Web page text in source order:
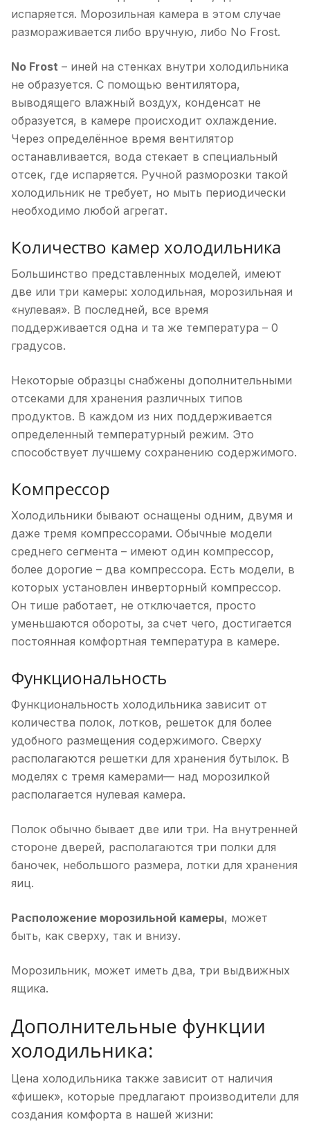
испаряется. Морозильная камера в этом случае
размораживается либо вручную, либо No Frost.
No Frost – иней на стенках внутри холодильника
не образуется. С помощью вентилятора,
выводящего влажный воздух, конденсат не
образуется, в камере происходит охлаждение.
Через определённое время вентилятор
останавливается, вода стекает в специальный
отсек, где испаряется. Ручной разморозки такой
холодильник не требует, но мыть периодически
необходимо любой агрегат.
Количество камер холодильника
Большинство представленных моделей, имеют
две или три камеры: холодильная, морозильная и
«нулевая». В последней, все время
поддерживается одна и та же температура – 0
градусов.
Некоторые образцы снабжены дополнительными
отсеками для хранения различных типов
продуктов. В каждом из них поддерживается
определенный температурный режим. Это
способствует лучшему сохранению содержимого.
Компрессор
Холодильники бывают оснащены одним, двумя и
даже тремя компрессорами. Обычные модели
среднего сегмента – имеют один компрессор,
более дорогие – два компрессора. Есть модели, в
которых установлен инверторный компрессор.
Он тише работает, не отключается, просто
уменьшаются обороты, за счет чего, достигается
постоянная комфортная температура в камере.
Функциональность
Функциональность холодильника зависит от
количества полок, лотков, решеток для более
удобного размещения содержимого. Сверху
располагаются решетки для хранения бутылок. В
моделях с тремя камерами— над морозилкой
располагается нулевая камера.
Полок обычно бывает две или три. На внутренней
стороне дверей, располагаются три полки для
баночек, небольшого размера, лотки для хранения
яиц.
Расположение морозильной камеры, может
быть, как сверху, так и внизу.
Морозильник, может иметь два, три выдвижных
ящика.
Дополнительные функции
холодильника:
Цена холодильника также зависит от наличия
«фишек», которые предлагают производители для
создания комфорта в нашей жизни: